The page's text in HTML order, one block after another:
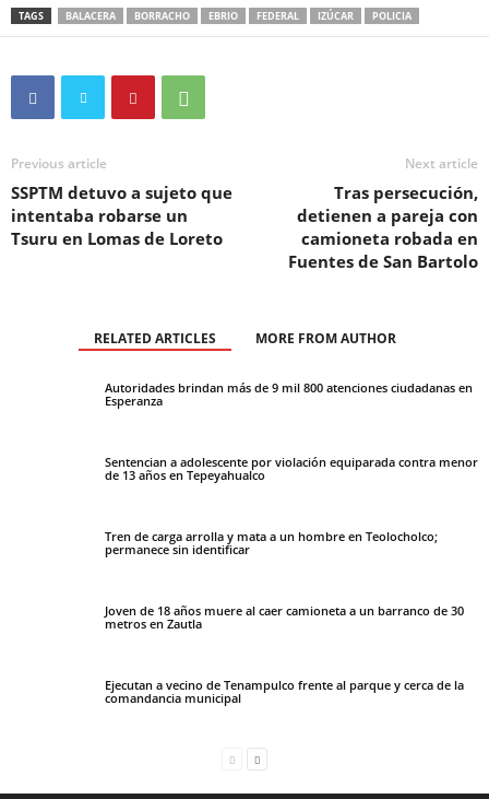
TAGS BALACERA BORRACHO EBRIO FEDERAL IZÚCAR POLICIA
Previous article
SSPTM detuvo a sujeto que
intentaba robarse un
Tsuru en Lomas de Loreto
Next article
Tras persecución,
detienen a pareja con
camioneta robada en
Fuentes de San Bartolo
RELATED ARTICLES MORE FROM AUTHOR
Autoridades brindan más de 9 mil 800 atenciones ciudadanas en
Esperanza
Sentencian a adolescente por violación equiparada contra menor
de 13 años en Tepeyahualco
Tren de carga arrolla y mata a un hombre en Teolocholco;
permanece sin identificar
Joven de 18 años muere al caer camioneta a un barranco de 30
metros en Zautla
Ejecutan a vecino de Tenampulco frente al parque y cerca de la
comandancia municipal